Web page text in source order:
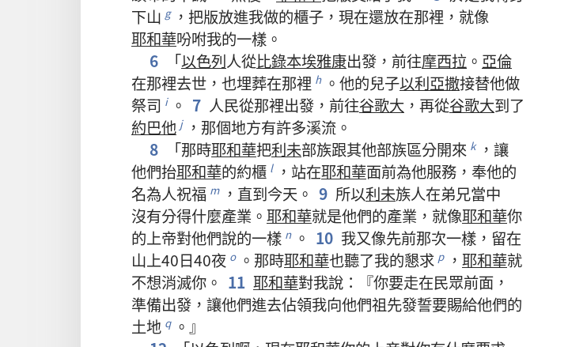
下山 g ， 把版放進我做的櫃子 ， 現在還放在那裡 ， 就像
耶和華吩咐我的一樣 。
6
「以色列人從比錄本埃雅康出發 ， 前往摩西拉 。 亞倫
在那裡去世 ， 也埋葬在那裡 h 。 他的兒子以利亞撒接替他做
祭司 i 。 7 人民從那裡出發 ， 前往谷歌大 ， 再從谷歌大到了
約巴他 j ， 那個地方有許多溪流 。
8
「那時耶和華把利未部族跟其他部族區分開來 k ， 讓
他們抬耶和華的約櫃 l ， 站在耶和華面前為他服務 ， 奉他的
名為人祝福 m ， 直到今天 。 9 所以利未族人在弟兄當中
沒有分得什麼產業 。 耶和華就是他們的產業 ， 就像耶和華你
的上帝對他們說的一樣 n 。 10 我又像先前那次一樣 ， 留在
山上40日40夜 o 。 那時耶和華也聽了我的懇求 p ， 耶和華就
不想消滅你 。 11 耶和華對我說 ：『你要走在民眾前面 ，
準備出發 ， 讓他們進去佔領我向他們祖先發誓要賜給他們的
土地 q 。』